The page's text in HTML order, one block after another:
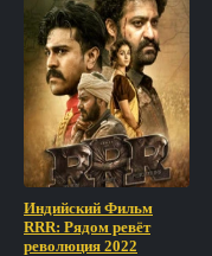
Индийский Фильм
RRR: Рядом ревёт
революция 2022